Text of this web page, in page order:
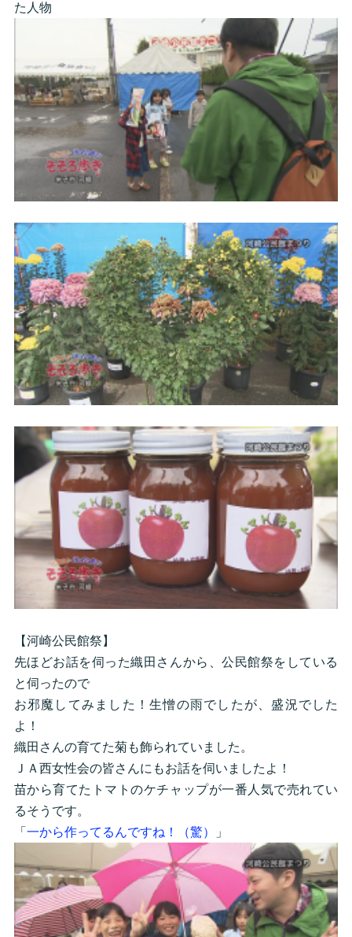
た人物
【河崎公民館祭】
先ほどお話を伺った織田さんから、公民館祭をしている
と伺ったので
お邪魔してみました！生憎の雨でしたが、盛況でした
よ！
織田さんの育てた菊も飾られていました。
ＪＡ西女性会の皆さんにもお話を伺いましたよ！
苗から育てたトマトのケチャップが一番人気で売れてい
るそうです。
「 一から作ってるんですね！（驚） 」